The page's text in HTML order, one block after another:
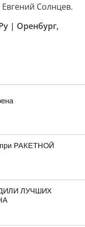
Солнцев.
| Оренбург,
при РАКЕТНОЙ
ЛУЧШИХ